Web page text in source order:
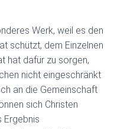
Werk, weil es den
schützt, dem Einzelnen
hat dafür zu sorgen,
nicht eingeschränkt
an die Gemeinschaft
sich Christen
Ergebnis